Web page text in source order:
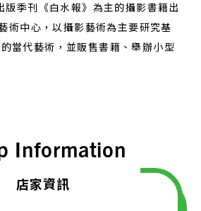
季刊《白水報》為主的攝影書籍出
術中心，以攝影藝術為主要研究基
當代藝術，並販售書籍、舉辦小型
Information
店家資訊